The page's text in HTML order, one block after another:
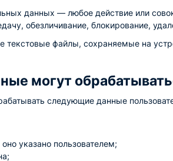
данных — любое действие или
обезличивание, блокирование,
файлы, сохраняемые на
могут
следующие данные
оно указано пользователем;